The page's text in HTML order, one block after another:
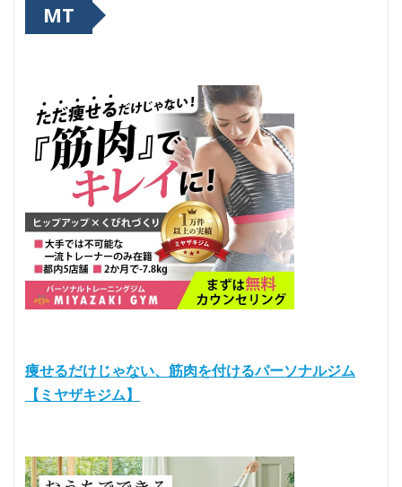
MT
痩せるだけじゃない、筋肉を付けるパーソナルジム
【ミヤザキジム】